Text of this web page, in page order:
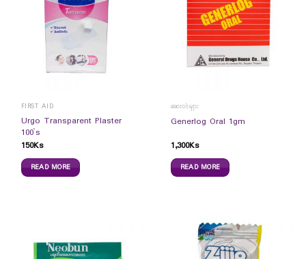
FIRST AID
Urgo Transparent Plaster
100`s
150Ks
READ MORE
ဆေးဝါးများ
Generlog Oral 1gm
1,300Ks
READ MORE